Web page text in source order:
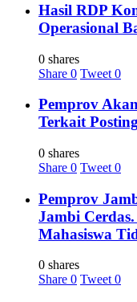
Hasil RDP
Operasional
0 shares
Share 0 Tweet 0
Pemprov
Terkait
0 shares
Share 0 Tweet 0
Pemprov
Jambi
Mahasiswa
0 shares
Share 0 Tweet 0